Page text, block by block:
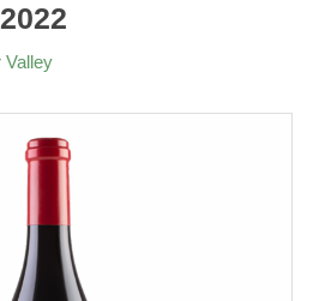
Valley